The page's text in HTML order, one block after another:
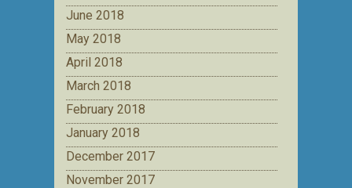
June 2018
May 2018
April 2018
March 2018
February 2018
January 2018
December 2017
November 2017